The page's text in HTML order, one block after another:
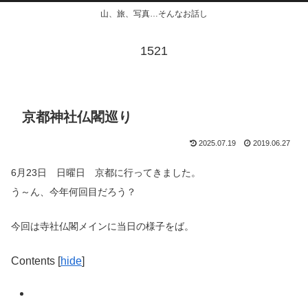
山、旅、写真…そんなお話し
1521
京都神社仏閣巡り
2025.07.19 2019.06.27
6月23日 日曜日 京都に行ってきました。
う～ん、今年何回目だろう？
今回は寺社仏閣メインに当日の様子をば。
Contents [hide]